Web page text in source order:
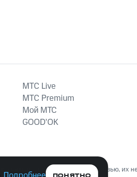
MTС Live
MTС Premium
Мой МТС
GOOD’OK
причиняет вред здоровью, их